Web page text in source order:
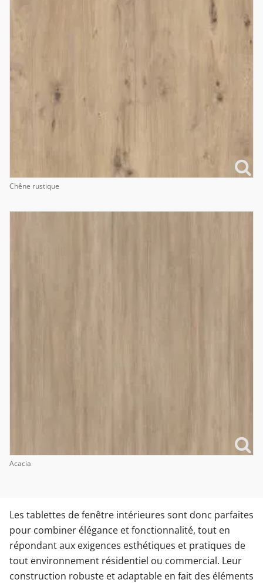
Chêne rustique
Acacia
Les tablettes de fenêtre intérieures sont donc parfaites
pour combiner élégance et fonctionnalité, tout en
répondant aux exigences esthétiques et pratiques de
tout environnement résidentiel ou commercial. Leur
construction robuste et adaptable en fait des éléments